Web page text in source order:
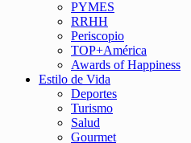
PYMES
RRHH
Periscopio
TOP+América
Awards of Happiness
Estilo de Vida
Deportes
Turismo
Salud
Gourmet